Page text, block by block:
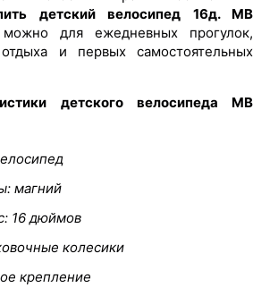
детский велосипед 16д. MB
можно для ежедневных прогулок,
и первых самостоятельных
детского велосипеда MB
магний
16 дюймов
колесики
крепление